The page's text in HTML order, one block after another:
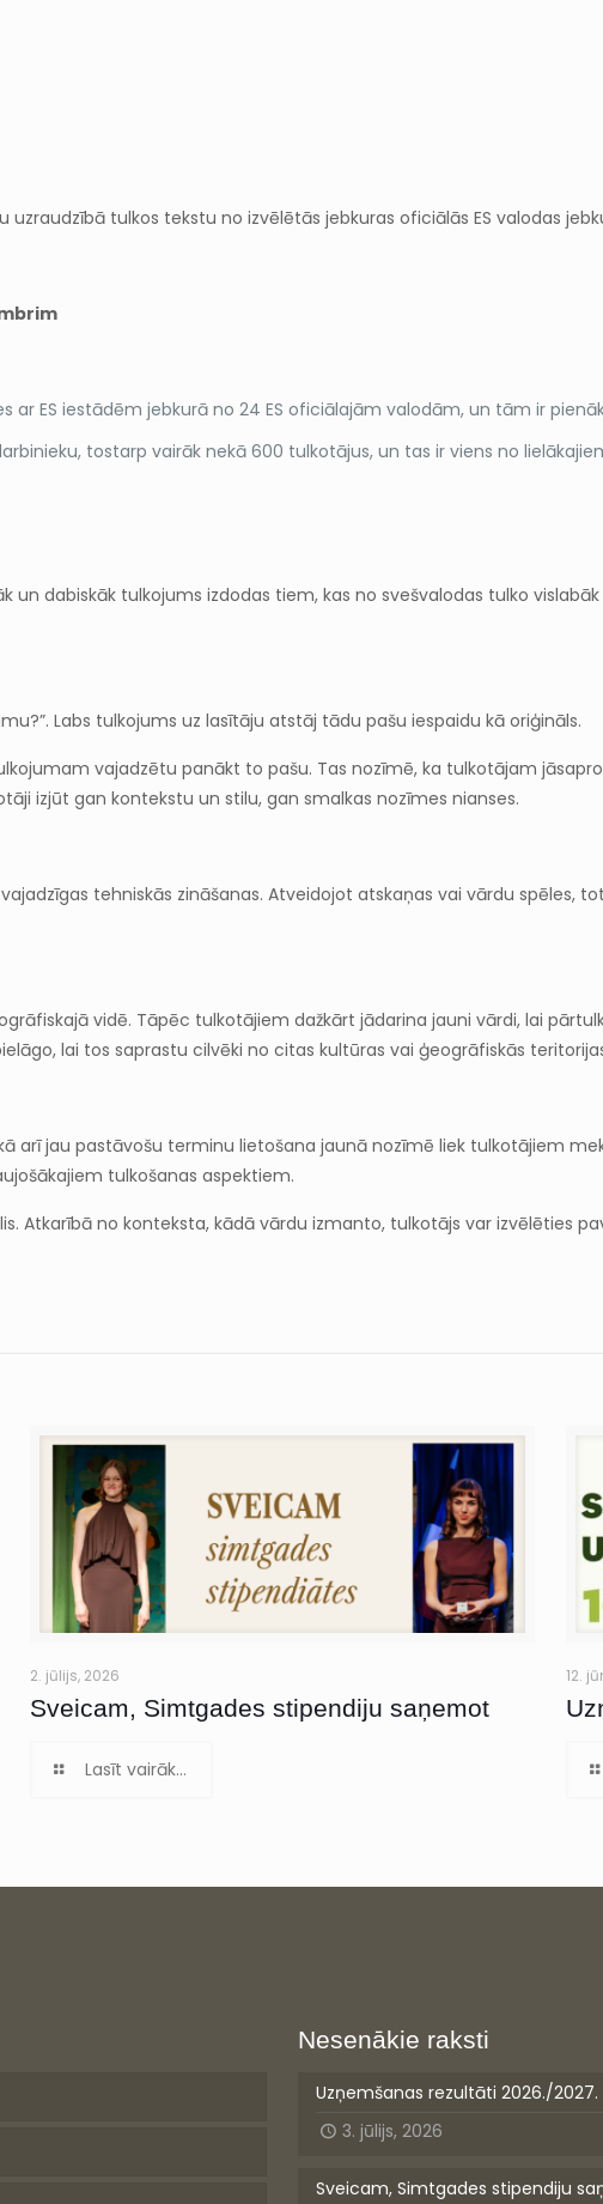
tulkos tekstu no izvēlētās jebkuras oficiālās ES valodas
ar ES iestādēm jebkurā no 24 ES oficiālajām valodām, un tām ir
tostarp vairāk nekā 600 tulkotājus, un tas ir viens no
un dabiskāk tulkojums izdodas tiem, kas no svešvalodas tulko
Labs tulkojums uz lasītāju atstāj tādu pašu iespaidu kā oriģināls.
vajadzētu panākt to pašu. Tas nozīmē, ka tulkotājam
izjūt gan kontekstu un stilu, gan smalkas nozīmes nianses.
tehniskās zināšanas. Atveidojot atskaņas vai vārdu spēles,
vidē. Tāpēc tulkotājiem dažkārt jādarina jauni vārdi, lai
lai tos saprastu cilvēki no citas kultūras vai ģeogrāfiskās
arī jau pastāvošu terminu lietošana jaunā nozīmē liek tulkotājiem
tulkošanas aspektiem.
Atkarībā no konteksta, kādā vārdu izmanto, tulkotājs var izvēlēties
2. jūlijs, 2026
Sveicam, Simtgades stipendiju saņemot
Lasīt vairāk...
12.
Nesenākie raksti
Uzņemšanas rezultāti 2026./
3. jūlijs, 2026
Sveicam, Simtgades stipendiju